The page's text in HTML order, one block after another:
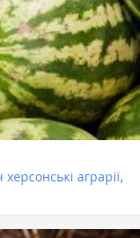
аграрії,